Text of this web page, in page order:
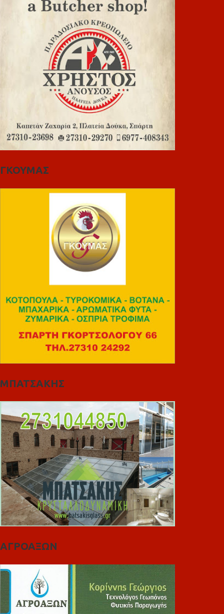
ΓΚΟΥΜΑΣ
ΜΠΑΤΣΑΚΗΣ
ΑΓΡΟΑΞΩΝ